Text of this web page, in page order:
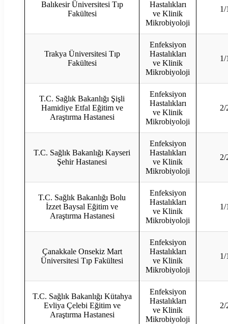
Balıkesir Üniversitesi Tıp
Fakültesi
Hastalıkları
ve Klinik
Mikrobiyoloji
1/
Trakya Üniversitesi Tıp
Fakültesi
Enfeksiyon
Hastalıkları
ve Klinik
Mikrobiyoloji
1/
T.C. Sağlık Bakanlığı Şişli
Hamidiye Etfal Eğitim ve
Araştırma Hastanesi
Enfeksiyon
Hastalıkları
ve Klinik
Mikrobiyoloji
2/
T.C. Sağlık Bakanlığı Kayseri
Şehir Hastanesi
Enfeksiyon
Hastalıkları
ve Klinik
Mikrobiyoloji
2/
T.C. Sağlık Bakanlığı Bolu
İzzet Baysal Eğitim ve
Araştırma Hastanesi
Enfeksiyon
Hastalıkları
ve Klinik
Mikrobiyoloji
1/
Çanakkale Onsekiz Mart
Üniversitesi Tıp Fakültesi
Enfeksiyon
Hastalıkları
ve Klinik
Mikrobiyoloji
1/
T.C. Sağlık Bakanlığı Kütahya
Evliya Çelebi Eğitim ve
Araştırma Hastanesi
Enfeksiyon
Hastalıkları
ve Klinik
Mikrobiyoloji
2/